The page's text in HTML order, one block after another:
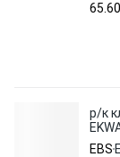
65.60
р/к
EBS